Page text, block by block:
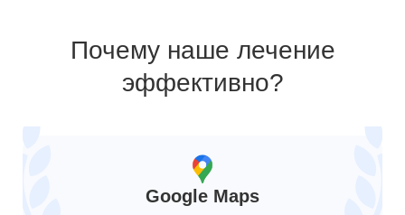
Почему наше лечение
эффективно?
Google Maps